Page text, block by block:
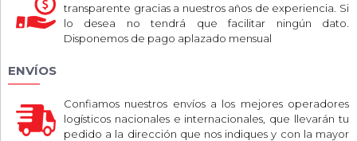
transparente gracias a nuestros años de experiencia. Si
lo desea no tendrá que facilitar ningún dato.
Disponemos de pago aplazado mensual
ENVÍOS
Confiamos nuestros envíos a los mejores operadores
logísticos nacionales e internacionales, que llevarán tu
pedido a la dirección que nos indiques y con la mayor